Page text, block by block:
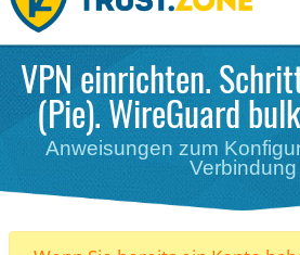
VPN einrichten.
(Pie). WireGuard
Anweisungen zum
Verbindung